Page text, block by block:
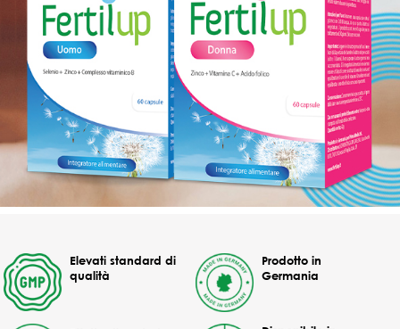
Elevati standard di
qualità
Prodotto in
Germania